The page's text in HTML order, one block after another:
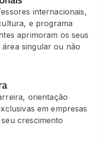
internacionais,
e programa
aprimoram os seus
singular ou não
orientação
em empresas
crescimento